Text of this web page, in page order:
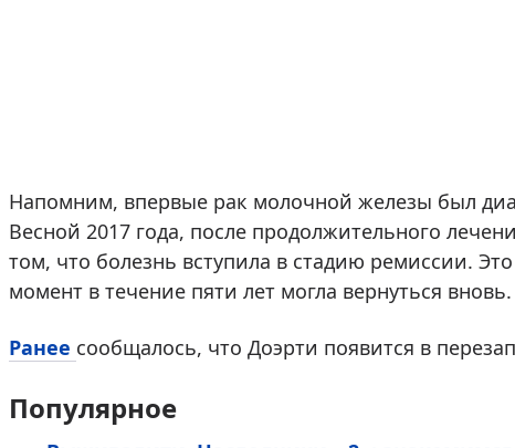
Напомним, впервые рак молочной железы был
Весной 2017 года, после продолжительного
том, что болезнь вступила в стадию ремиссии.
момент в течение пяти лет могла вернуться вновь.
Ранее сообщалось, что Доэрти появится в
Популярное